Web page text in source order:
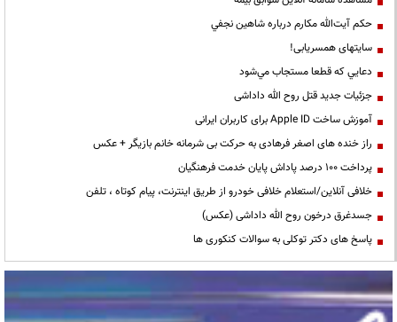
حكم آيت‌الله مكارم درباره شاهين نجفي
سایتهای همسریابی!
دعايي كه قطعا مستجاب مي‌شود
جزئیات جدید قتل روح الله داداشی
آموزش ساخت Apple ID برای کاربران ایرانی
راز خنده های اصغر فرهادی به حرکت بی شرمانه خانم بازیگر + عکس
پرداخت ۱۰۰ درصد پاداش پایان خدمت فرهنگیان
خلافی آنلاین/استعلام خلافی خودرو از طریق اینترنت، پیام کوتاه ، تلفن
جسدغرق درخون روح الله داداشی (عکس)
پاسخ های دکتر توکلی به سوالات کنکوری ها